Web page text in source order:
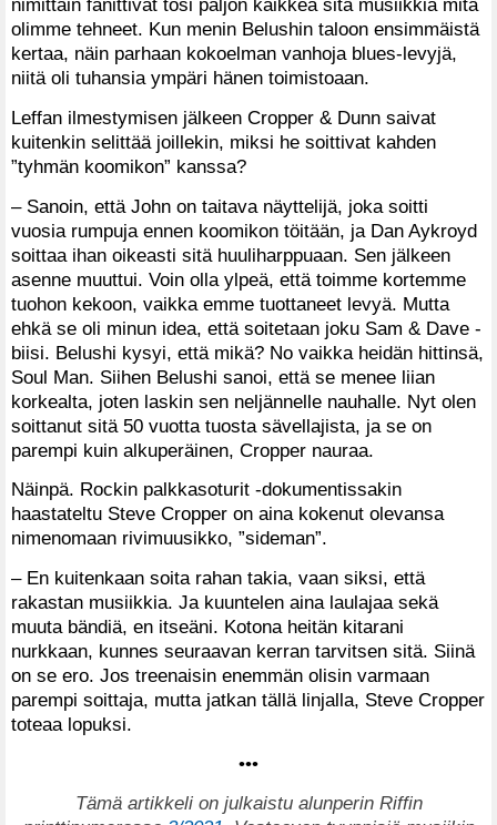
nimittäin fanittivat tosi paljon kaikkea sitä musiikkia mitä
olimme tehneet. Kun menin Belushin taloon ensimmäistä
kertaa, näin parhaan kokoelman vanhoja blues-levyjä,
niitä oli tuhansia ympäri hänen toimistoaan.
Leffan ilmestymisen jälkeen Cropper & Dunn saivat
kuitenkin selittää joillekin, miksi he soittivat kahden
”tyhmän koomikon” kanssa?
– Sanoin, että John on taitava näyttelijä, joka soitti
vuosia rumpuja ennen koomikon töitään, ja Dan Aykroyd
soittaa ihan oikeasti sitä huuliharppuaan. Sen jälkeen
asenne muuttui. Voin olla ylpeä, että toimme kortemme
tuohon kekoon, vaikka emme tuottaneet levyä. Mutta
ehkä se oli minun idea, että soitetaan joku Sam & Dave -
biisi. Belushi kysyi, että mikä? No vaikka heidän hittinsä,
Soul Man. Siihen Belushi sanoi, että se menee liian
korkealta, joten laskin sen neljännelle nauhalle. Nyt olen
soittanut sitä 50 vuotta tuosta sävellajista, ja se on
parempi kuin alkuperäinen, Cropper nauraa.
Näinpä. Rockin palkkasoturit -dokumentissakin
haastateltu Steve Cropper on aina kokenut olevansa
nimenomaan rivimuusikko, ”sideman”.
– En kuitenkaan soita rahan takia, vaan siksi, että
rakastan musiikkia. Ja kuuntelen aina laulajaa sekä
muuta bändiä, en itseäni. Kotona heitän kitarani
nurkkaan, kunnes seuraavan kerran tarvitsen sitä. Siinä
on se ero. Jos treenaisin enemmän olisin varmaan
parempi soittaja, mutta jatkan tällä linjalla, Steve Cropper
toteaa lopuksi.
•••
Tämä artikkeli on julkaistu alunperin Riffin